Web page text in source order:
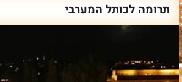
תרומה לכותל המערבי